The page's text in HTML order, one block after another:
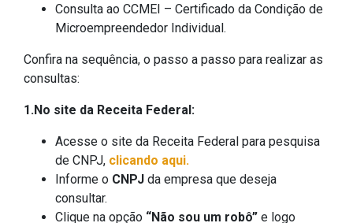
Consulta ao CCMEI – Certificado da Condição de
Microempreendedor Individual.
Confira na sequência, o passo a passo para realizar as
consultas:
1.No site da Receita Federal:
Acesse o site da Receita Federal para pesquisa
de CNPJ, clicando aqui.
Informe o CNPJ da empresa que deseja
consultar.
Clique na opção “Não sou um robô” e logo